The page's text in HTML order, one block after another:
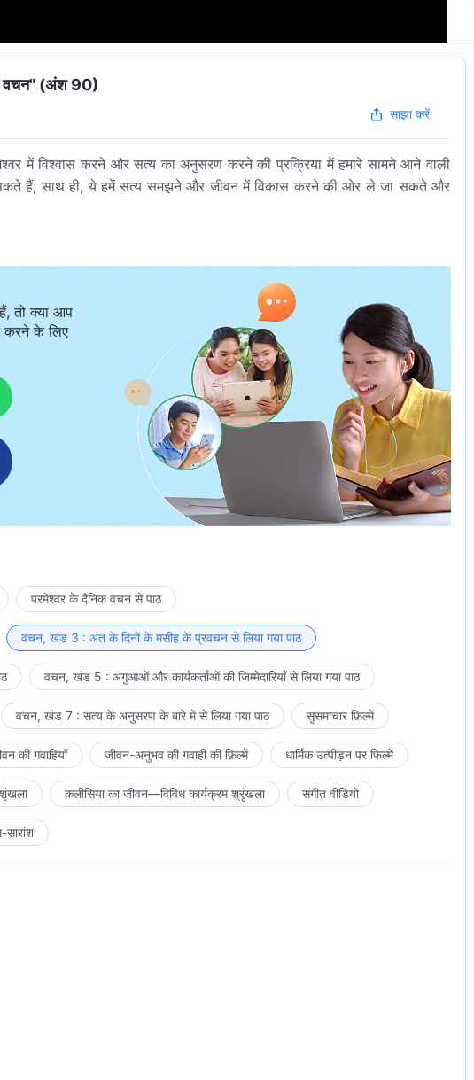
में वचन" (अंश 90)
साझा करें
में विश्वास करने और सत्य का अनुसरण करने की प्रक्रिया में हमारे सामने आने वाली
सकते हैं, साथ ही, ये हमें सत्य समझने और जीवन में विकास करने की ओर ले जा सकते और
तो क्या आप
करने के लिए
परमेश्वर के दैनिक वचन से पाठ
वचन, खंड 3 : अंत के दिनों के मसीह के प्रवचन से लिया गया पाठ
वचन, खंड 5 : अगुआओं और कार्यकर्ताओं की जिम्मेदारियाँ से लिया गया पाठ
वचन, खंड 7 : सत्य के अनुसरण के बारे में से लिया गया पाठ सुसमाचार फ़िल्में
की गवाहियाँ जीवन-अनुभव की गवाही की फ़िल्में धार्मिक उत्पीड़न पर फिल्में
शृंखला कलीसिया का जीवन—विविध कार्यक्रम श्रृंखला संगीत वीडियो
सारांश